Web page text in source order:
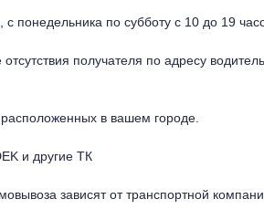
понедельника по субботу с 10 до 19
получателя по адресу
расположенных в вашем городе.
и другие ТК
зависят от транспортной